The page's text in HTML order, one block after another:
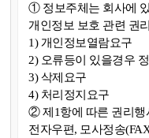
① 정보주체는 회사에
개인정보 보호 관련 권
1) 개인정보열람요구
2) 오류등이 있을경우
3) 삭제요구
4) 처리정지요구
② 제1항에 따른 권리행
전자우편, 모사정송